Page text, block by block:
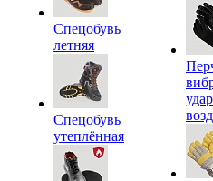
Спецобувь
летняя
Спецобувь
утеплённая